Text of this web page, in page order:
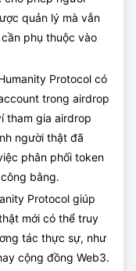
quản lý mà vẫn
phụ thuộc vào
Protocol có
trong airdrop
tham gia airdrop
người thật đã
phân phối token
bằng.
Protocol giúp
mới có thể truy
tác thực sự, như
cộng đồng Web3.